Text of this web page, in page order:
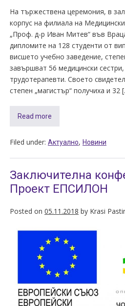
На тържествена церемония, в
корпус на филиала на
„Проф. д-р Иван Митев“ във
дипломите на 128 студенти от
висшето учебно заведение,
завършват 56 медицински
трудотерапевти. Своето
степен „магистър“ получиха и 32
Read more
Filed under: Актуално, Новини
Заключителна
Проект ЕПСИЛОН
Posted on 05.11.2018 by Krasi